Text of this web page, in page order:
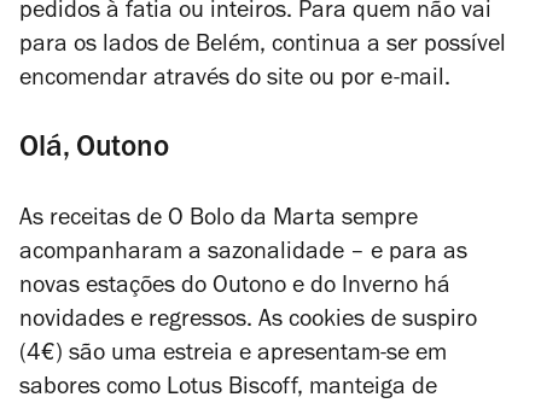
pedidos à fatia ou inteiros. Para quem não vai
para os lados de Belém, continua a ser possível
encomendar através do site ou por e-mail.
Olá, Outono
As receitas de O Bolo da Marta sempre
acompanharam a sazonalidade – e para as
novas estações do Outono e do Inverno há
novidades e regressos. As cookies de suspiro
(4€) são uma estreia e apresentam-se em
sabores como Lotus Biscoff, manteiga de